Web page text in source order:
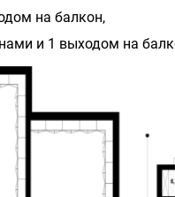
на балкон,
и 1 выходом на